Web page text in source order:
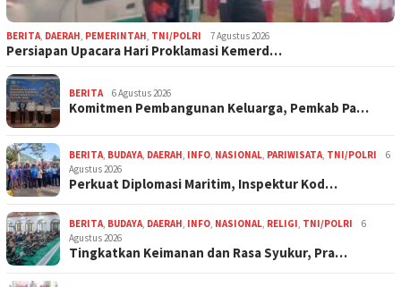
BERITA DAERAH PEMERINTAH TNI/POLRI 7 Agustus 2026
Persiapan Upacara Hari Proklamasi Kemerd…
BERITA 6 Agustus 2026
Komitmen Pembangunan Keluarga, Pemkab Pa…
BERITA BUDAYA DAERAH INFO NASIONAL PARIWISATA TNI/POLRI
6
Agustus 2026
Perkuat Diplomasi Maritim, Inspektur Kod…
BERITA BUDAYA DAERAH INFO NASIONAL RELIGI TNI/POLRI
6
Agustus 2026
Tingkatkan Keimanan dan Rasa Syukur, Pra…